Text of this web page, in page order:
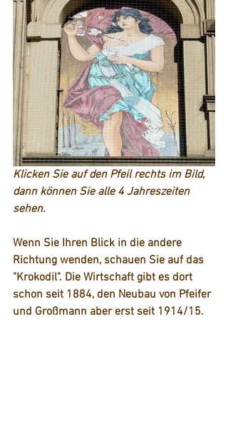
Klicken Sie auf den Pfeil rechts im Bild,
dann können Sie alle 4 Jahreszeiten
sehen.
Wenn Sie Ihren Blick in die andere
Richtung wenden, schauen Sie auf das
"Krokodil". Die Wirtschaft gibt es dort
schon seit 1884, den Neubau von Pfeifer
und Großmann aber erst seit 1914/15.